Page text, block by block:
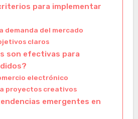
para implementar
demanda del mercado
claros
son efectivas para
electrónico
proyectos creativos
emergentes en